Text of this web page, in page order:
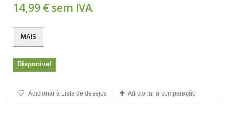
14,99 € sem IVA
MAIS
Disponível
Adicionar à Lista de desejos Adicionar à comparação